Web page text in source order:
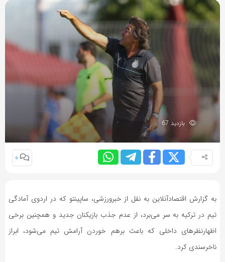
بازدید 67
0
به گزارش اقتصادآنلاین به نقل از خبرورزشی، ساپینتو که در اردوی آمادگی
تیم در ترکیه به سر می‌برد، از عدم جذب بازیکنان جدید و همچنین برخی
اظهارنظرهای داخلی که باعث برهم خوردن آرامش تیم می‌شود، ابراز
ناخرسندی کرد.